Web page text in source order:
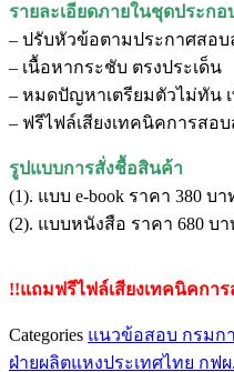
นัก
จัดการ
งาน
ทั่วไป
กรม
การ
กงสุล
ชิ้น
รายละเอียดภายในชุดประกอ
– ปรับหัวข้อตามประกาศสอ
– เนื้อหากระชับ ตรงประเด็น
– หมดปัญหาเตรียมตัวไม่ทัน
– ฟรีไฟล์เสียงเทคนิคการส
รูปแบบการสั่งชื้อสินค้า
(1). แบบ e-book ราคา 380 บ
(2). แบบหนังสือ ราคา 680 บ
!!แถมฟรีไฟล์เสียงเทคนิคกา
Categories แนวข้อสอบ กรมก
ฝ่ายผลิตแหงประเทศไทย กฟผ.